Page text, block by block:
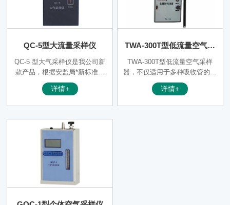
便于携带、操作简单、坚固耐
用、性能稳定可靠等优点，是目
前国内气体采样仪中较为理想的
QC-5型大流量采样仪
QC-5 型大气采样仪是我公司新
款产品，根据安监局*新标准研
制而成，具有大流量、液晶数字
显示时间功能，是采集作业环境
仪器，它由抽气泵、流量计、时
控电路和电源组成。本采样器具
积小，重量轻、便于携带、操作
简单、坚固耐用、性能稳定可靠
抽气压力大、负载能力强、流量
详情+
TWA-300T型低流量空气采
样器
TWA-300T型低流量空气采样
器，不仅适用于多种吸收管的采
样，更是固体吸附管的理想仪
器。它已越来越广泛地用于劳动
详情+